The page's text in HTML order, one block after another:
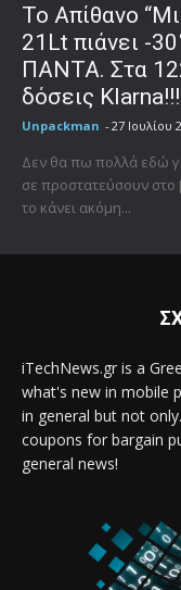
Το Απίθανο
21Lt πιάνει -
ΠΑΝΤΑ. Στα
δόσεις
Unpackman - 27 Ιουλίου
Δεν θα πω πολλά εδώ
σε προστατεύσουν στο
το κάνει ακόμη...
iTechNews.gr is a
what's new in mobile
in general but not
coupons for bargain
general news!